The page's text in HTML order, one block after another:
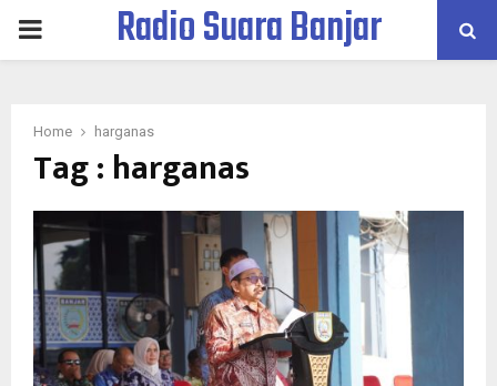
PRIMARYRadio Suara Banjar
Home harganas
Tag : harganas